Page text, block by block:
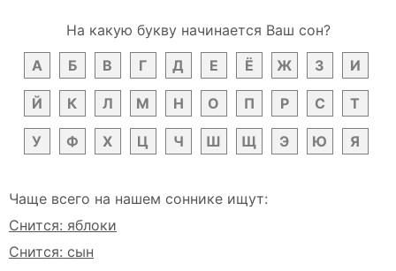
На какую букву начинается Ваш сон?
А
Б В Г Д Е Ё Ж З И
Й К Л М Н О П Р С Т
У Ф Х Ц Ч Ш Щ Э Ю Я
Чаще всего на нашем соннике ищут:
Снится: яблоки
Снится: сын